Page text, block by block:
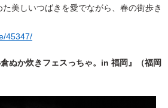
美しいつばきを愛でながら、春の街歩き
45347/
ぬか炊きフェスっちゃ。in 福岡』（福岡